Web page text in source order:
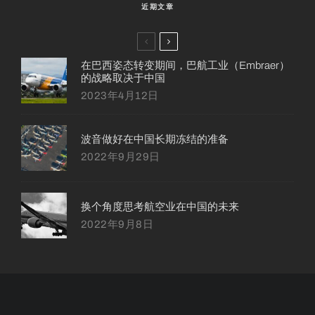
近期文章
在巴西姿态转变期间，巴航工业（Embraer）
的战略取决于中国
2023年4月12日
波音做好在中国长期冻结的准备
2022年9月29日
换个角度思考航空业在中国的未来
2022年9月8日